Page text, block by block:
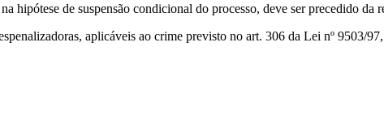
de suspensão condicional do processo, deve ser precedido da
aplicáveis ao crime previsto no art. 306 da Lei nº 9503/